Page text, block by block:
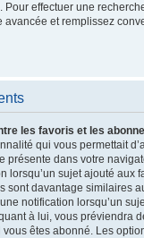
Pour effectuer une
avancée et remplissez
les favoris et les
qui vous permettait
présente dans votre
lorsqu’un sujet ajouté aux
sont davantage similaires
notification lorsqu’un
à lui, vous préviendra
vous êtes abonné. Les